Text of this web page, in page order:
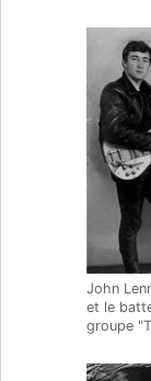
John
et le
groupe